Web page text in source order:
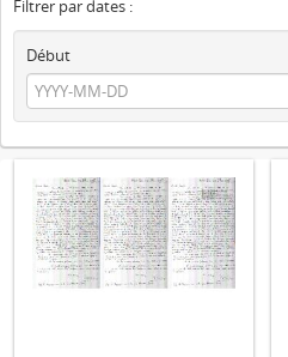
Filtrer par dates :
Début